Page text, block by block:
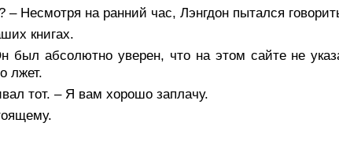
Несмотря на ранний час, Лэнгдон пытался
книгах.
был абсолютно уверен, что на этом сайте не
лжет.
тот. – Я вам хорошо заплачу.